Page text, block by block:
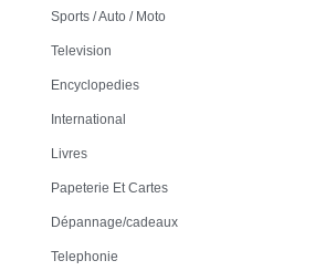
Sports / Auto / Moto
Television
Encyclopedies
International
Livres
Papeterie Et Cartes
Dépannage/cadeaux
Telephonie